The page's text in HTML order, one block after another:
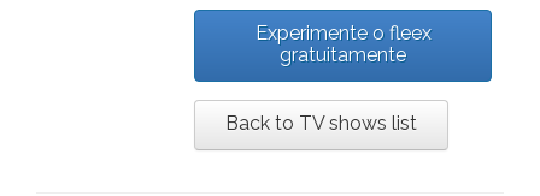
Experimente o fleex
gratuitamente
Back to TV shows list